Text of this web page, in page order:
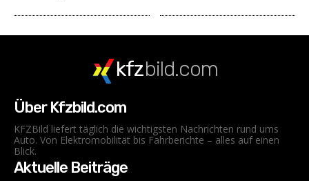
kfzbild.com
Über Kfzbild.com
KFZBild liefert täglich die wichtigsten Nachrichten rund ums
Auto. Von Elektromobilität bis Fahrberichte – alles auf einen
Blick.
Aktuelle Beiträge